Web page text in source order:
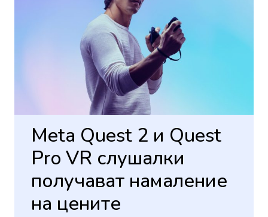
Meta Quest 2 и Quest
Pro VR слушалки
получават намаление
на цените